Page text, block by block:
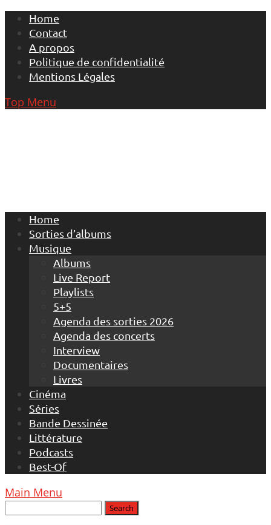
Skip
content
Home
Contact
A propos
Politique de confidentialité
Mentions Légales
Top Menu
Home
Sorties d’albums
Musique
Albums
Live Report
Playlists
5+5
Agenda des sorties 2026
Agenda des concerts
Interview
Documentaires
Livres
Cinéma
Séries
Bande Dessinée
Littérature
Podcasts
Best-Of
Main Menu